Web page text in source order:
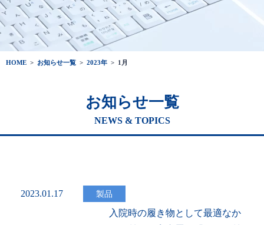
HOME > お知らせ一覧 > 2023年 > 1月
お知らせ一覧
NEWS & TOPICS
2023.01.17 製品
入院時の履き物として最適なか